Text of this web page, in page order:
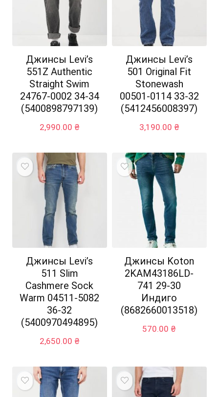
Джинсы Levi’s
551Z Authentic
Straight Swim
24767-0002 34-34
(5400898797139)
2,990.00 ₴
Джинсы Levi’s
501 Original Fit
Stonewash
00501-0114 33-32
(5412456008397)
3,190.00 ₴
Джинсы Levi’s
511 Slim
Cashmere Sock
Warm 04511-5082
36-32
(5400970494895)
2,650.00 ₴
Джинсы Koton
2KAM43186LD-
741 29-30
Индиго
(8682660013518)
570.00 ₴